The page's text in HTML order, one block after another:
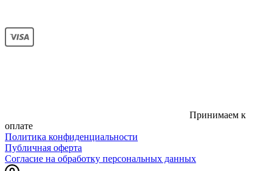
Принимаем к
оплате
Политика конфиденциальности
Публичная оферта
Согласие на обработку персональных данных